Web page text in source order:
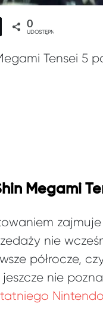
0
UDOSTĘPNIEŃ
Tensei 5
Megami
nie
półrocze,
nie